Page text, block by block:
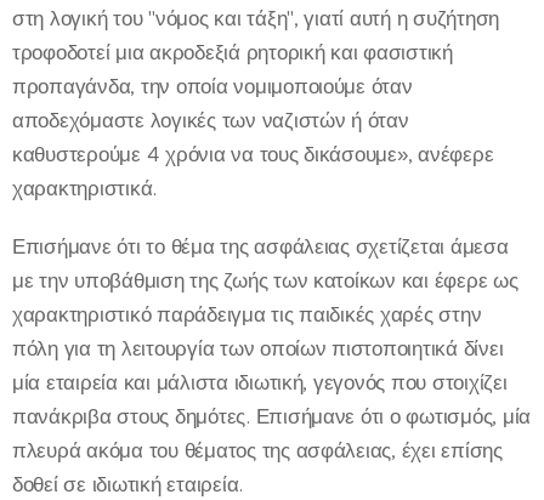
στη λογική του "νόμος και τάξη", γιατί αυτή η συζήτηση
τροφοδοτεί μια ακροδεξιά ρητορική και φασιστική
προπαγάνδα, την οποία νομιμοποιούμε όταν
αποδεχόμαστε λογικές των ναζιστών ή όταν
καθυστερούμε 4 χρόνια να τους δικάσουμε», ανέφερε
χαρακτηριστικά.
Επισήμανε ότι το θέμα της ασφάλειας σχετίζεται άμεσα
με την υποβάθμιση της ζωής των κατοίκων και έφερε ως
χαρακτηριστικό παράδειγμα τις παιδικές χαρές στην
πόλη για τη λειτουργία των οποίων πιστοποιητικά δίνει
μία εταιρεία και μάλιστα ιδιωτική, γεγονός που στοιχίζει
πανάκριβα στους δημότες. Επισήμανε ότι ο φωτισμός, μία
πλευρά ακόμα του θέματος της ασφάλειας, έχει επίσης
δοθεί σε ιδιωτική εταιρεία.